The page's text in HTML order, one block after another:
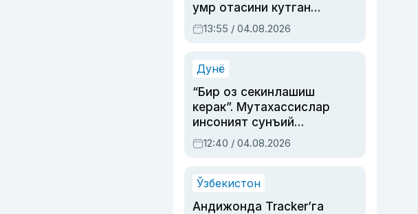
умр отасини кутган
актриса ва дубльяж
устаси Римма
синовларга тўла ҳаёти
13:55 / 04.08.2026
Дунё
“Бир оз секинлашиш
керак”. Мутахассислар
инсоният сунъий
интеллектни бошқара
олмай қолишидан
12:40 / 04.08.2026
Ўзбекистон
Андижонда Tracker’га